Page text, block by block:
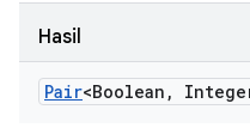
Hasil
Pair<Boolean ,